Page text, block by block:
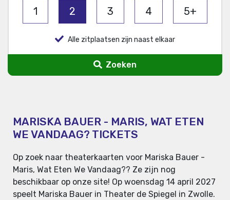
1 2 3 4 5+
Alle zitplaatsen zijn naast elkaar
Zoeken
MARISKA BAUER - MARIS, WAT ETEN
WE VANDAAG? TICKETS
Op zoek naar theaterkaarten voor Mariska Bauer -
Maris, Wat Eten We Vandaag?? Ze zijn nog
beschikbaar op onze site! Op woensdag 14 april 2027
speelt Mariska Bauer in Theater de Spiegel in Zwolle.